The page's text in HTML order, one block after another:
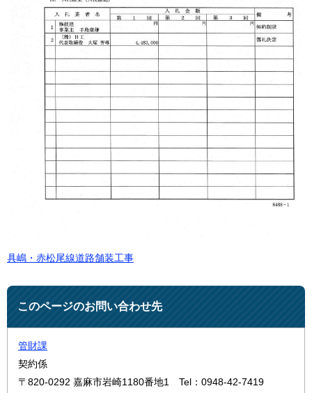
具嶋・赤松尾線道路舗装工事
このページのお問い合わせ先
管財課
契約係
〒820-0292 嘉麻市岩崎1180番地1
Tel：0948-42-7419